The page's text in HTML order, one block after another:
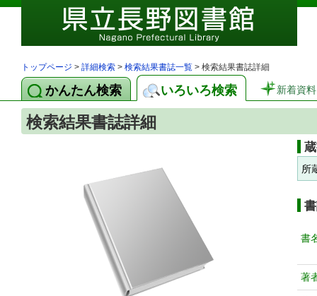
トップページ > 詳細検索 > 検索結果書誌一覧 > 検索結果書誌詳細
かんたん検索 いろいろ検索 新着資料
検索結果書誌詳細
所
書
著